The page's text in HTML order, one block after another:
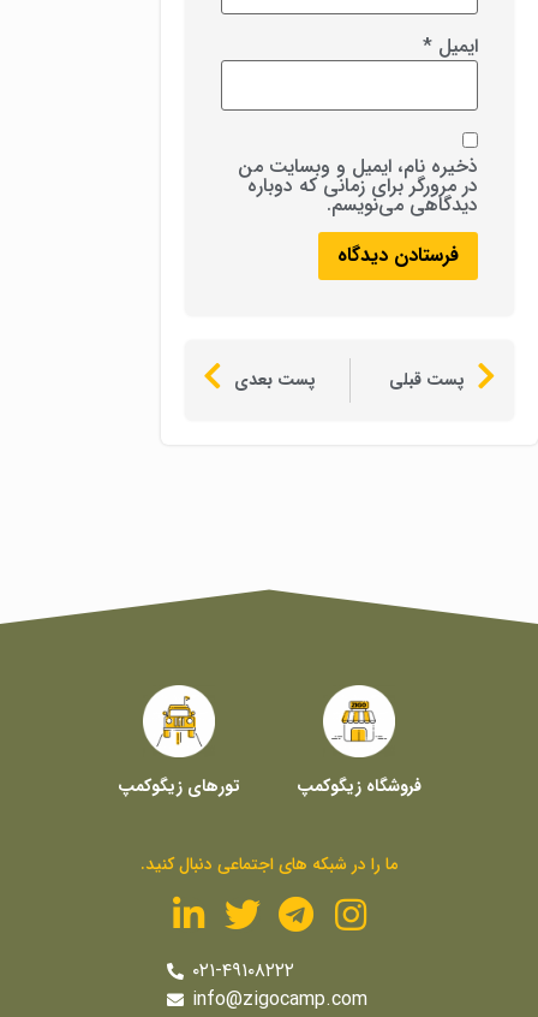
ایمیل *
ذخیره نام، ایمیل و وبسایت من
در مرورگر برای زمانی که دوباره
دیدگاهی می‌نویسم.
پست قبلی پست بعدی
فروشگاه زیگوکمپ تورهای زیگوکمپ
ما را در شبکه های اجتماعی دنبال کنید.
۰۲۱-۴۹۱۰۸۲۲۲
info@zigocamp.com